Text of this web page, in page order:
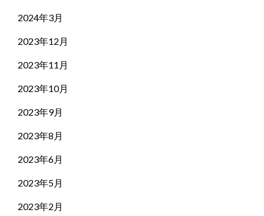
2024年3月
2023年12月
2023年11月
2023年10月
2023年9月
2023年8月
2023年6月
2023年5月
2023年2月